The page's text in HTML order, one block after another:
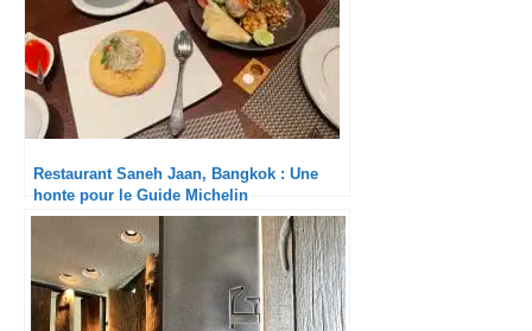
Restaurant Saneh Jaan, Bangkok : Une
honte pour le Guide Michelin